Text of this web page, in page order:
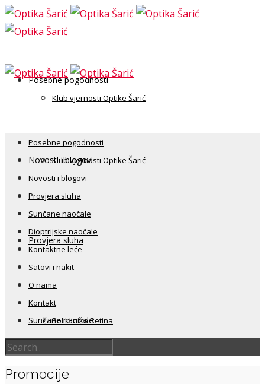
Posebne pogodnosti
Klub vjernosti Optike Šarić
Novosti i blogovi
Provjera sluha
Sunčane naočale
Posebne pogodnosti
Klub vjernosti Optike Šarić
Novosti i blogovi
Provjera sluha
Sunčane naočale
Dioptrijske naočale
Kontaktne leće
Satovi i nakit
O nama
Kontakt
Poliklinika Retina
Promocije